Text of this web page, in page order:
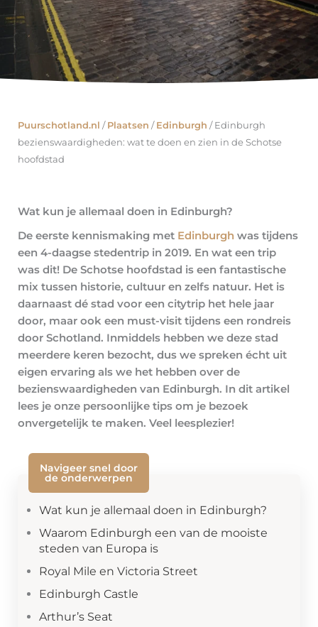
Puurschotland.nl /Plaatsen /Edinburgh /Edinburgh
bezienswaardigheden: wat te doen en zien in de Schotse
hoofdstad
Wat kun je allemaal doen in Edinburgh?
De eerste kennismaking met Edinburgh was tijdens
een 4-daagse stedentrip in 2019. En wat een trip
was dit! De Schotse hoofdstad is een fantastische
mix tussen historie, cultuur en zelfs natuur. Het is
daarnaast dé stad voor een citytrip het hele jaar
door, maar ook een must-visit tijdens een rondreis
door Schotland. Inmiddels hebben we deze stad
meerdere keren bezocht, dus we spreken écht uit
eigen ervaring als we het hebben over de
bezienswaardigheden van Edinburgh. In dit artikel
lees je onze persoonlijke tips om je bezoek
onvergetelijk te maken. Veel leesplezier!
Navigeer snel door
de onderwerpen
Wat kun je allemaal doen in Edinburgh?
Waarom Edinburgh een van de mooiste
steden van Europa is
Royal Mile en Victoria Street
Edinburgh Castle
Arthur’s Seat